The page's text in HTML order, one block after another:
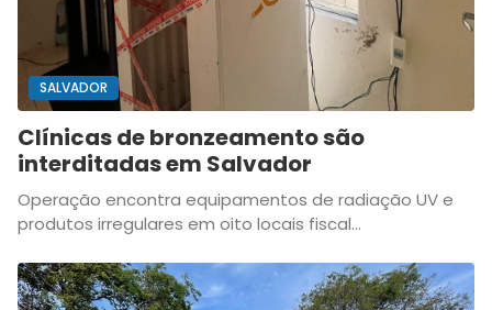
SALVADOR
Clínicas de bronzeamento são
interditadas em Salvador
Operação encontra equipamentos de radiação UV e
produtos irregulares em oito locais fiscal...